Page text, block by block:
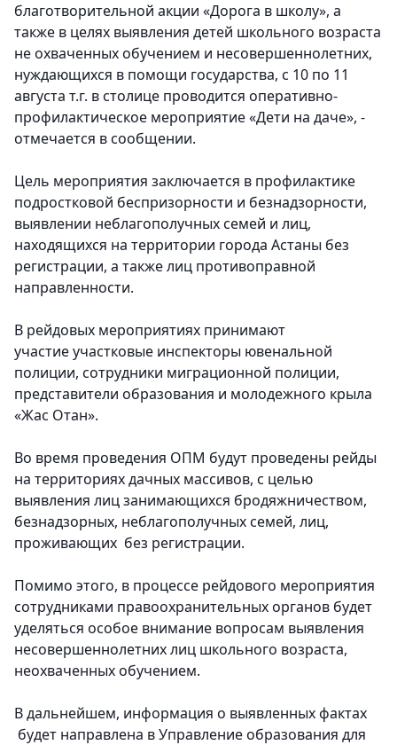
благотворительной акции «Дорога в школу», а
также в целях выявления детей школьного возраста
не охваченных обучением и несовершеннолетних,
нуждающихся в помощи государства, с 10 по 11
августа т.г. в столице проводится оперативно-
профилактическое мероприятие «Дети на даче», -
отмечается в сообщении.
Цель мероприятия заключается в профилактике
подростковой беспризорности и безнадзорности,
выявлении неблагополучных семей и лиц,
находящихся на территории города Астаны без
регистрации, а также лиц противоправной
направленности.
В рейдовых мероприятиях принимают
участие участковые инспекторы ювенальной
полиции, сотрудники миграционной полиции,
представители образования и молодежного крыла
«Жас Отан».
Во время проведения ОПМ будут проведены рейды
на территориях дачных массивов, с целью
выявления лиц занимающихся бродяжничеством,
безнадзорных, неблагополучных семей, лиц,
проживающих без регистрации.
Помимо этого, в процессе рейдового мероприятия
сотрудниками правоохранительных органов будет
уделяться особое внимание вопросам выявления
несовершеннолетних лиц школьного возраста,
неохваченных обучением.
В дальнейшем, информация о выявленных фактах
будет направлена в Управление образования для